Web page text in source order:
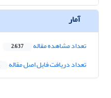
آمار
تعداد مشاهده مقاله 2,637
تعداد دریافت فایل اصل مقاله